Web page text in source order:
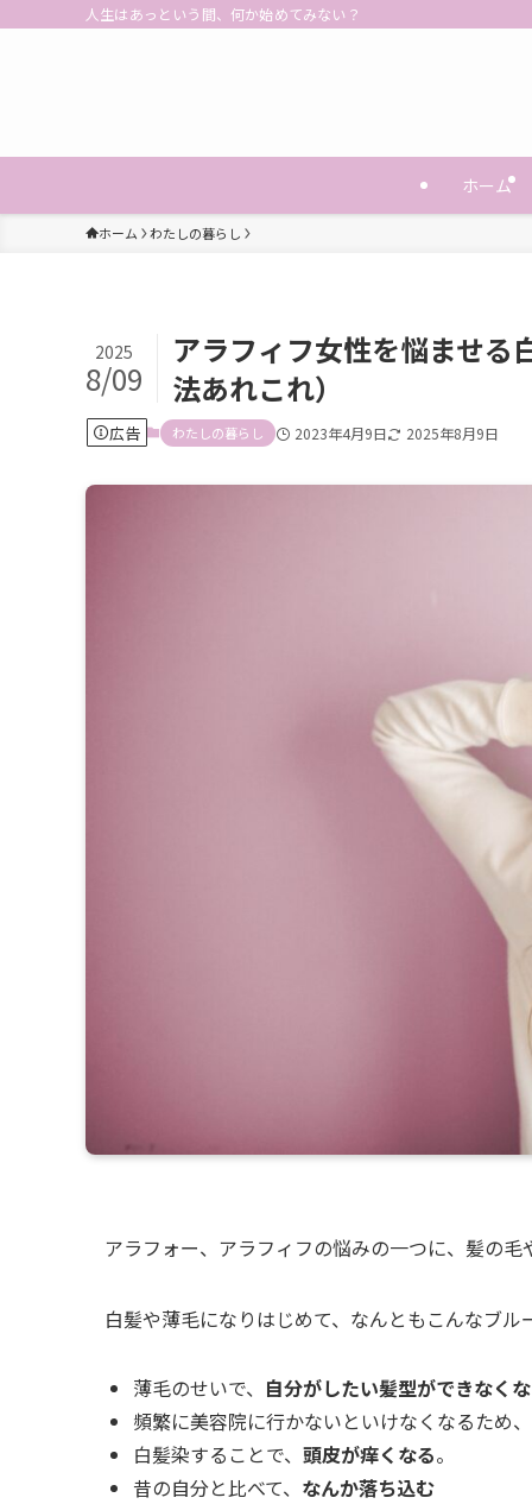
人生はあっという間、何か始めてみない？
ホーム
ホーム わたしの暮らし
アラフィフ女性を悩ませる
法あれこれ）
2025
8/09
広告 わたしの暮らし 2023年4月9日 2025年8月9日
アラフォー、アラフィフの悩みの一つに、髪の
白髪や薄毛になりはじめて、なんともこんなブ
薄毛のせいで、 自分がしたい髪型ができなく
頻繁に美容院に行かないといけなくなるため、
白髪染することで、 頭皮が痒くなる。
昔の自分と比べて、 なんか落ち込む